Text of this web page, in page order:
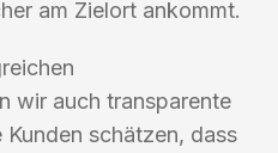
am Zielort ankommt.
wir auch transparente
schätzen, dass